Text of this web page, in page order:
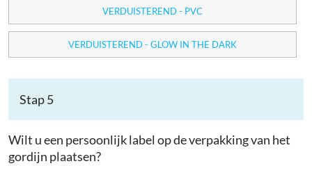
VERDUISTEREND - PVC
VERDUISTEREND - GLOW IN THE DARK
Stap 5
Wilt u een persoonlijk label op de verpakking van het
gordijn plaatsen?